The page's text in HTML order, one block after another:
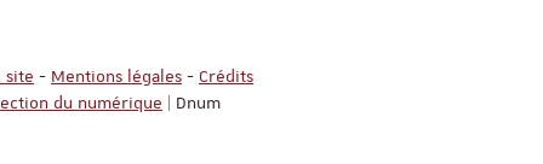
site - Mentions légales - Crédits
du numérique | Dnum